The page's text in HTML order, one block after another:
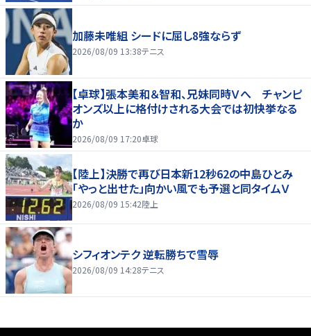
加藤未唯組 シードに屈し8強ならず
2026/08/09 13:38テニス
【卓球】張本美和＆智和、兄妹同時Ｖへ チャンピ
オンズ以上に格付けされる大会では初快挙なる
か
2026/08/09 17:20卓球
【陸上】決勝で再び日本新12秒62の中島ひとみ
「やっと出せた」向かい風でも予選と同タイムＶ
2026/08/09 15:42陸上
シフィオンテク 逆転勝ちで雪辱
2026/08/09 14:28テニス